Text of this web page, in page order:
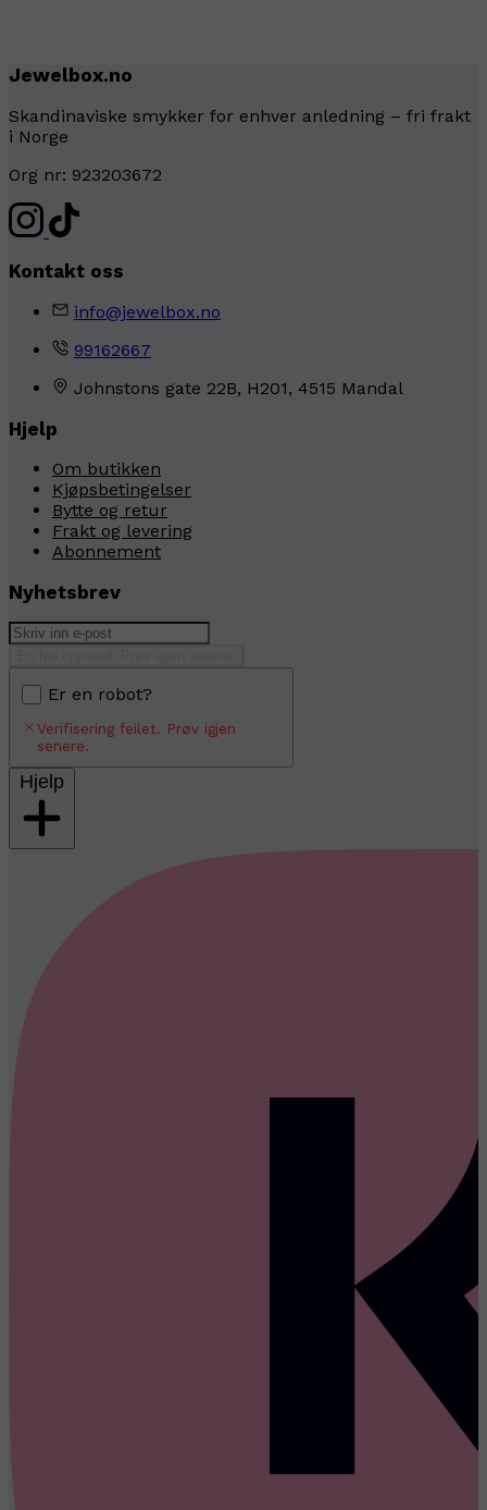
Jewelbox.no
Skandinaviske smykker for enhver anledning – fri frakt
i Norge
Org nr: 923203672
Kontakt oss
info@jewelbox.no
99162667
Johnstons gate 22B, H201, 4515 Mandal
Hjelp
Om butikken
Kjøpsbetingelser
Bytte og retur
Frakt og levering
Abonnement
Nyhetsbrev
Er en robot?
Verifisering feilet. Prøv igjen
senere.
Hjelp